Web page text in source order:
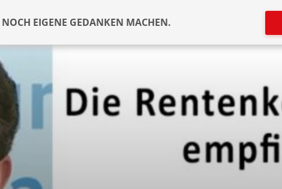
EIGENE GEDANKEN MACHEN.